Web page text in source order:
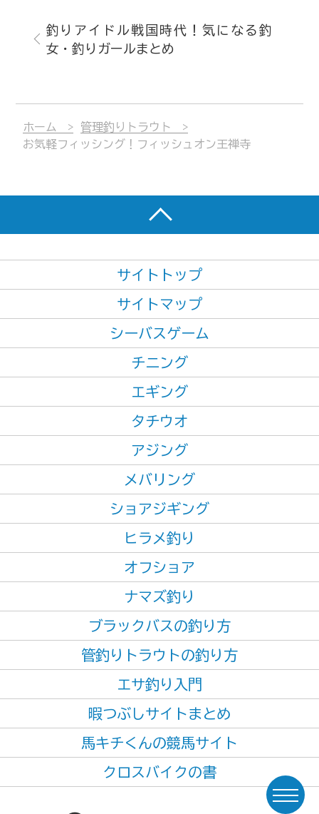
釣りアイドル戦国時代！気になる釣
女・釣りガールまとめ
ホーム
管理釣りトラウト
お気軽フィッシング！フィッシュオン王禅寺
サイトトップ
サイトマップ
シーバスゲーム
チニング
エギング
タチウオ
アジング
メバリング
ショアジギング
ヒラメ釣り
オフショア
ナマズ釣り
ブラックバスの釣り方
管釣りトラウトの釣り方
エサ釣り入門
暇つぶしサイトまとめ
馬キチくんの競馬サイト
クロスバイクの書